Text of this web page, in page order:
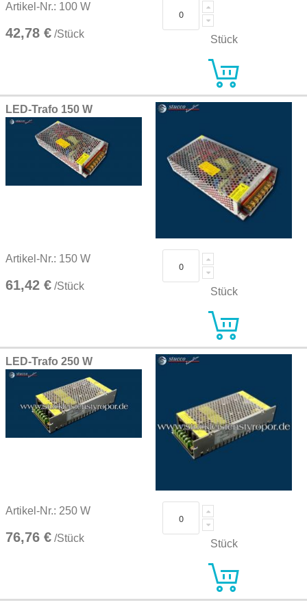
Artikel-Nr.: 100 W
42,78 € /Stück Stück
LED-Trafo 150 W
Artikel-Nr.: 150 W
61,42 € /Stück Stück
LED-Trafo 250 W
Artikel-Nr.: 250 W
76,76 € /Stück Stück